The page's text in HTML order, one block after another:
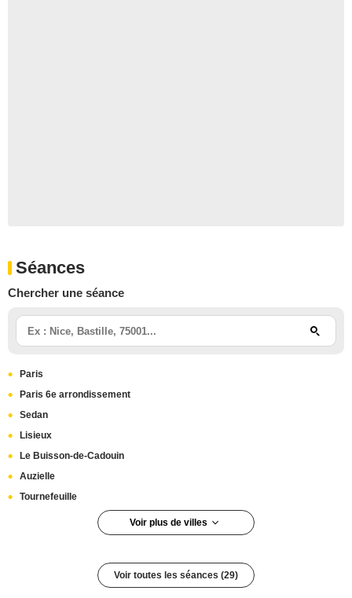
Séances
Chercher une séance
Paris
Paris 6e arrondissement
Sedan
Lisieux
Le Buisson-de-Cadouin
Auzielle
Tournefeuille
Voir plus de villes
La Bernerie-en-Retz
Voir toutes les séances (29)